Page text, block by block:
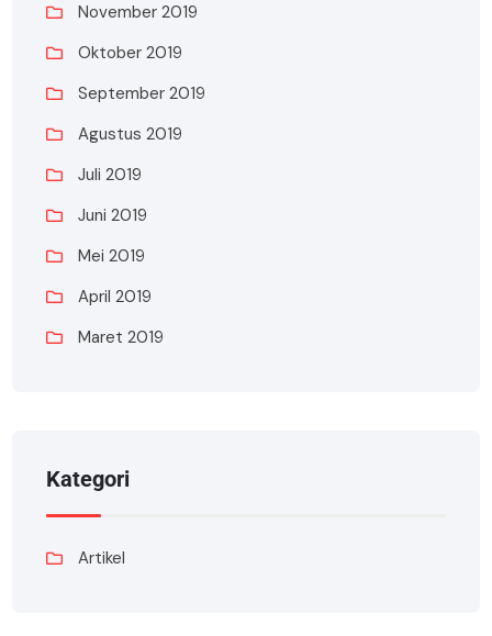
November 2019
Oktober 2019
September 2019
Agustus 2019
Juli 2019
Juni 2019
Mei 2019
April 2019
Maret 2019
Kategori
Artikel